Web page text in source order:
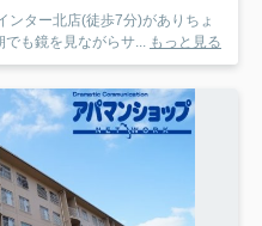
ンター北店(徒歩7分)がありちょ
でも鏡を見ながらサ... もっと見る